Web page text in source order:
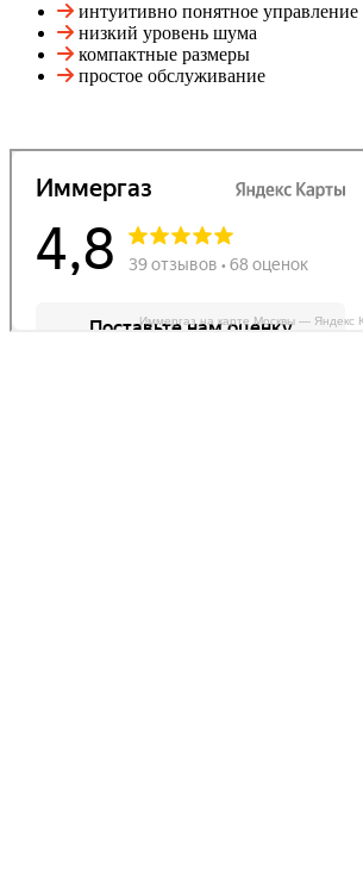
интуитивно понятное управление
низкий уровень шума
компактные размеры
простое обслуживание
Иммергаз на карте Москвы — Яндекс